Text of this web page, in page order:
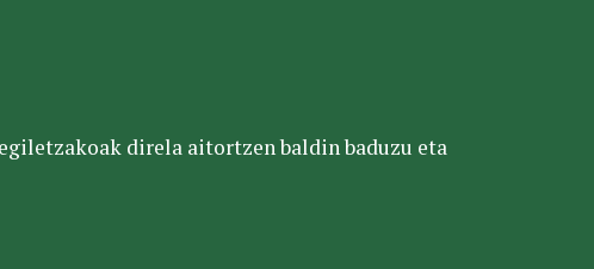
direla aitortzen baldin baduzu eta